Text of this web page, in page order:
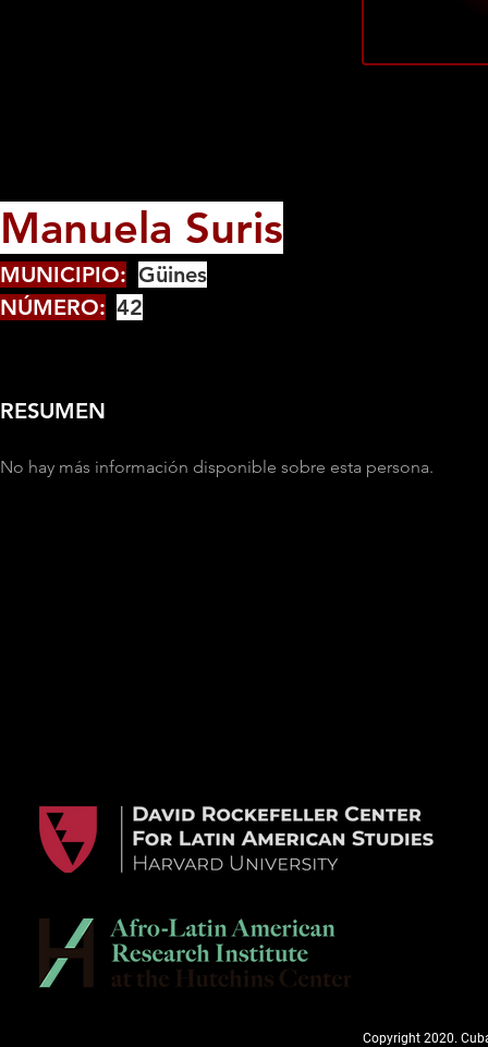
Manuela Suris
MUNICIPIO: Güines
NÚMERO: 42
RESUMEN
No hay más información disponible sobre esta persona.
Copyright 2020.